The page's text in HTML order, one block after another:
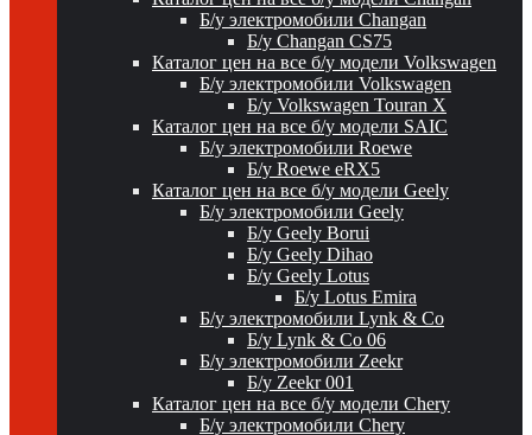
Б/у электромобили Changan
Б/у Changan CS75
Каталог цен на все б/у модели Volkswagen
Б/у электромобили Volkswagen
Б/у Volkswagen Touran X
Каталог цен на все б/у модели SAIC
Б/у электромобили Roewe
Б/у Roewe eRX5
Каталог цен на все б/у модели Geely
Б/у электромобили Geely
Б/у Geely Borui
Б/у Geely Dihao
Б/у Geely Lotus
Б/у Lotus Emira
Б/у электромобили Lynk & Co
Б/у Lynk & Co 06
Б/у электромобили Zeekr
Б/у Zeekr 001
Каталог цен на все б/у модели Chery
Б/у электромобили Chery